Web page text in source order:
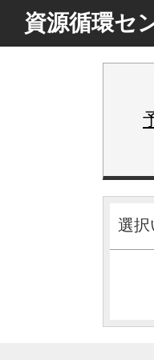
資源循環セ
選択